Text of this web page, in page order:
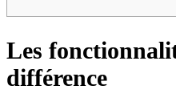
Les
différence